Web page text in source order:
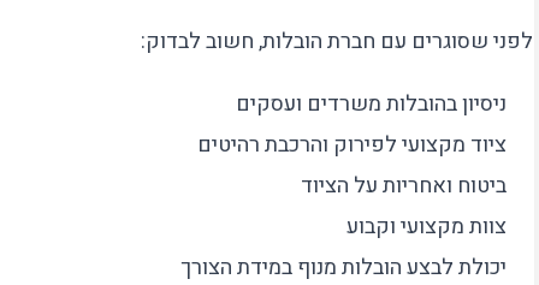
לפני שסוגרים עם חברת הובלות, חשוב לבדוק:
ניסיון בהובלות משרדים ועסקים
ציוד מקצועי לפירוק והרכבת רהיטים
ביטוח ואחריות על הציוד
צוות מקצועי וקבוע
יכולת לבצע הובלות מנוף במידת הצורך